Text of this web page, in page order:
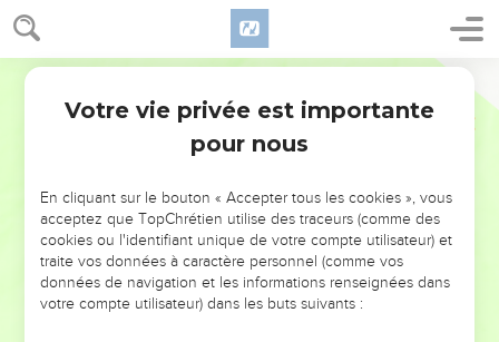
6
arbre de bons fruits.
En effet, chaque arbre se reconnaît à son fruit. On ne cueille
pas des figues sur des ronces et l'on ne vendange pas des
raisins sur des ronces.
cœur, et celui qui est mauvais tire de mauvaises choses du
mauvais [trésor de son cœur]. En effet, sa bouche exprime ce
dont son cœur est plein.
Les deux maisons
» Pourquoi m'appelez-vous ‘Seigneur, Seigneur !’et ne
Votre vie privée est importante
pour nous
En cliquant sur le bouton « Accepter tous les cookies », vous
acceptez que TopChrétien utilise des traceurs (comme des
cookies ou l'identifiant unique de votre compte utilisateur) et
traite vos données à caractère personnel (comme vos
données de navigation et les informations renseignées dans
votre compte utilisateur) dans les buts suivants :